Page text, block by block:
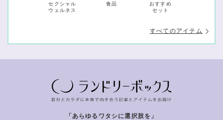
セクシャル
ウェルネス
食品
おすすめ
セット
すべてのアイテム
「あらゆるワタシに選択肢を」